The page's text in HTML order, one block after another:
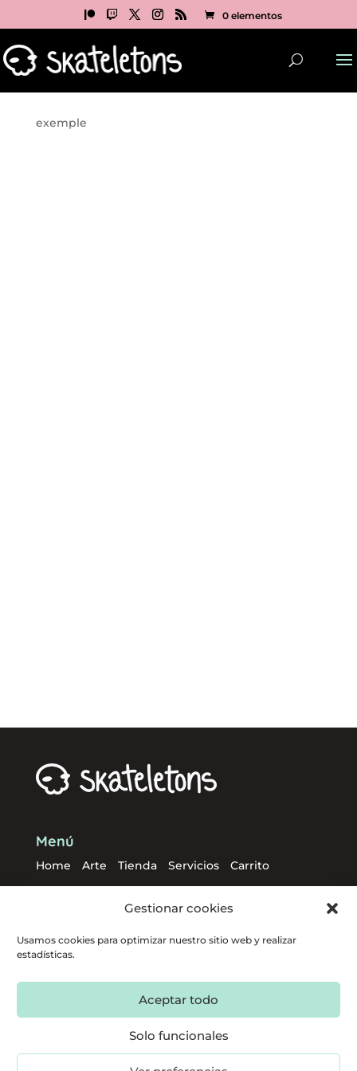
Gestionar cookies
Usamos cookies para optimizar nuestro sitio web y realizar
estadísticas.
Aceptar todo
Solo funcionales
0 elementos
exemple
Menú
Home Arte Tienda Servicios Carrito
Política de cookies
Términos y condiciones
Envíos y devoluciones
Descargo